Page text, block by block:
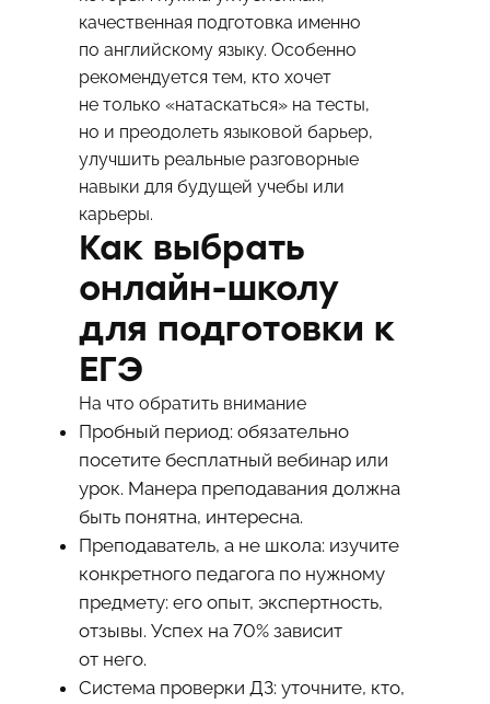
качественная подготовка именно
по английскому языку. Особенно
рекомендуется тем, кто хочет
не только «натаскаться» на тесты,
но и преодолеть языковой барьер,
улучшить реальные разговорные
навыки для будущей учебы или
карьеры.
Как выбрать
онлайн-школу
для подготовки к
ЕГЭ
На что обратить внимание
Пробный период: обязательно
посетите бесплатный вебинар или
урок. Манера преподавания должна
быть понятна, интересна.
Преподаватель, а не школа: изучите
конкретного педагога по нужному
предмету: его опыт, экспертность,
отзывы. Успех на 70% зависит
от него.
Система проверки ДЗ: уточните, кто,